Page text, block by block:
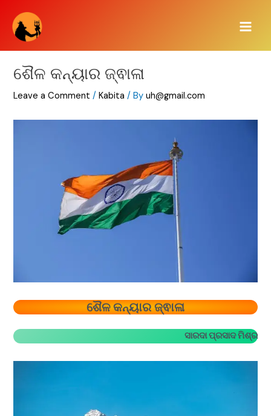
content
ଶୈଳ କନ୍ୟାର ଜ୍ଵାଳା
Leave a Comment /Kabita / Byuh@gmail.com
ଶୈଳ କନ୍ୟାର ଜ୍ଵାଳା
ସାରଦା ପ୍ରସାଦ ମିଶ୍ର